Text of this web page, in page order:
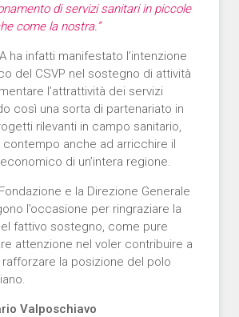
di servizi sanitari in piccole
come la nostra.”
ha infatti manifestato l’intenzione
del CSVP nel sostegno di attività
l’attrattività dei servizi
così una sorta di partenariato in
rilevanti in campo sanitario,
contempo anche ad arricchire il
di un’intera regione.
e la Direzione Generale
l’occasione per ringraziare la
fattivo sostegno, come pure
attenzione nel voler contribuire a
la posizione del polo
Valposchiavo